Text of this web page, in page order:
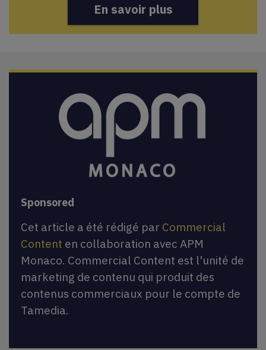
En savoir plus
Sponsored
Cet article a été rédigé par Commercial
Content en collaboration avec APM
Monaco. Commercial Content est l'unité de
marketing de contenu qui produit des
contenus commerciaux pour le compte de
Tamedia.